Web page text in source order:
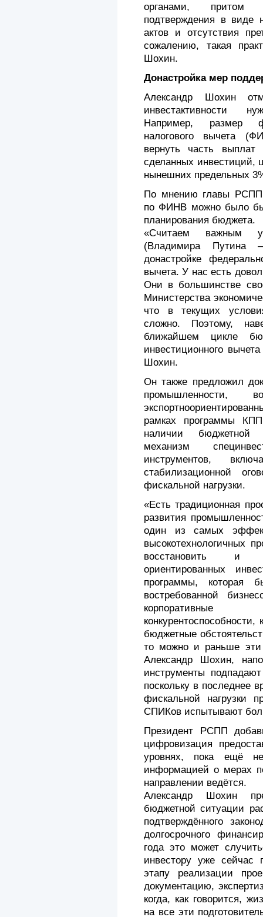
органами, притом
подтверждения в виде
актов и отсутствия
сожалению, такая
Шохин.
Донастройка мер
Александр Шохин
инвестактивности
Например, размер
налогового вычета
вернуть часть
сделанных инвестиций,
нынешних предельных
По мнению главы РСПП,
по ФИНВ можно было бы
планирования бюджета.
«Считаем важным
(Владимира Путина
донастройке
вычета. У нас есть
Они в большинстве
Министерства
что в текущих
сложно. Поэтому,
ближайшем цикле
инвестиционного
Шохин.
Он также предложил
промышленности,
рамках программы
наличии бюджетной
механизм
инструментов,
стабилизационной
фискальной нагрузки.
«Есть традиционная
развития
один из самых
высокотехнологичных
восстановить и
ориентированных
программы, которая
востребованной
корпоративные
бюджетные
то можно и раньше эти
Александр Шохин,
инструменты
поскольку в последнее
фискальной нагрузки
СПИКов испытывают
Президент РСПП
цифровизация
уровнях, пока ещё
информацией о мерах
направлении ведётся.
Александр Шохин
бюджетной ситуации
подтверждённого
долгосрочного
года это может
инвестору уже сейчас
этапу реализации
документацию,
когда, как говорится,
на все эти